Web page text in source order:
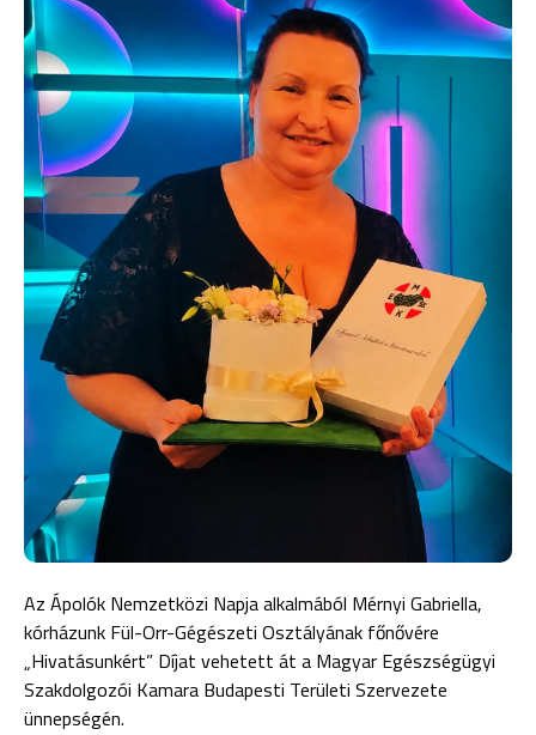
Az Ápolók Nemzetközi Napja alkalmából Mérnyi Gabriella,
kórházunk Fül-Orr-Gégészeti Osztályának főnővére
„Hivatásunkért” Díjat vehetett át a Magyar Egészségügyi
Szakdolgozói Kamara Budapesti Területi Szervezete
ünnepségén.